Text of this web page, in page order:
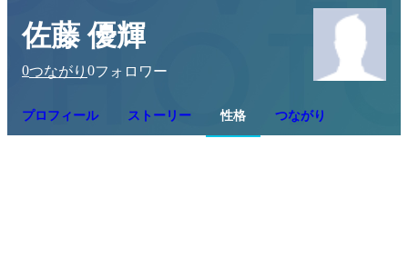
佐藤 優輝
0つながり 0フォロワー
プロフィール ストーリー 性格 つながり